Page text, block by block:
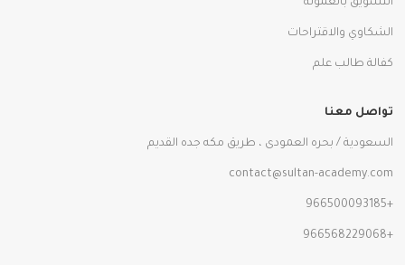
الشكاوي والاقتراحات
كفالة طالب علم
تواصل معنا
السعودية / بحره العمودى ، طريق مكه جده القديم
contact@sultan-academy.com
+966500093185
+966568229068